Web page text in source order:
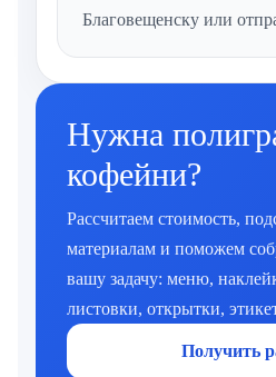
Благовещенску или
Нужна
кофейни?
Рассчитаем стоимость,
материалам и поможем
вашу задачу: меню,
листовки, открытки,
Получить